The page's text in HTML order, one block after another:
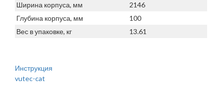
Ширина корпуса, мм
2146
Глубина корпуса, мм
100
Вес в упаковке, кг
13.61
Инструкция
vutec-cat